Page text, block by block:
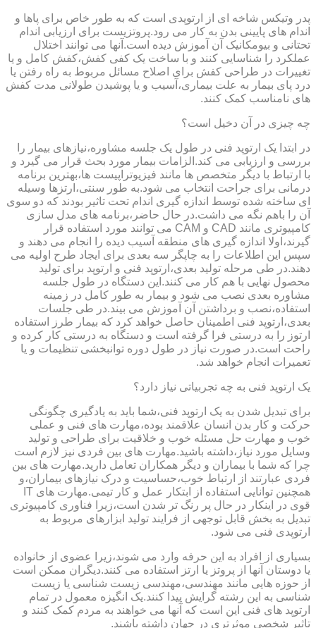
پدر وتیکس شاخه ای از ارتوپدی است که به طور خاص برای پاها و
اندام های پایینی بدن به کار می رود.پروتزیست برای ارزیابی اندام
تحتانی و بیومکانیک آن آموزش دیده است.آنها می توانند اختلال
عملکرد را شناسایی کنند و با ساخت یک کفی کفش،کفش کامل و یا
تغییرات در طراحی کفش برای اصلاح مسائل مربوط به راه رفتن یا
درد پای بیمار به علت بیماری،آسیب و یا پوشیدن طولانی مدت کفش
های نامناسب کمک کنند.
چه چیزی در آن دخیل است؟
در ابتدا یک ارتوپد فنی در طول یک جلسه مشاوره،نیازهای بیمار را
بررسی و ارزیابی می کند.الزامات بیمار مورد بحث قرار می گیرد و
با ارتباط با دیگر متخصص ها مانند فیزیوتراپیست ها،بهترین برنامه
درمانی برای جراحت انتخاب می شود.به طور سنتی،ارتزها وسیله
ای ساخته شده توسط اندازه گیری اندام تحت تاثیر بودند که دو سوی
آن را باهم نگه می داشت.در حال حاضر،برنامه های مدل سازی
کامپیوتری مانند CAD و CAM می توانند مورد استفاده قرار
گیرند،اولا اندازه گیری های منطقه آسیب دیده را انجام می دهند و
سپس این اطلاعات را به چاپگر سه بعدی برای ایجاد طرح اولیه می
دهند.در طی مرحله تولید بعدی،ارتوپد فنی و ارتوپد برای تولید
محصول نهایی با هم کار می کنند.این دستگاه در طول جلسه
مشاوره بعدی نصب می شود و بیمار به طور کامل در زمینه
استفاده،نصب و برداشتن آن آموزش می بیند.در طی جلسات
بعدی،ارتوپد فنی اطمینان حاصل خواهد کرد که بیمار طرز استفاده
ارتوز را به درستی فرا گرفته است و دستگاه به درستی کار کرده و
راحت است.در صورت نیاز در طول دوره توانبخشی تنظیمات و یا
تعمیرات انجام خواهد شد.
یک ارتوپد فنی به چه تجربیاتی نیاز دارد؟
برای تبدیل شدن به یک ارتوپد فنی،شما باید به یادگیری چگونگی
حرکت و کار بدن انسان علاقمند بوده،مهارت های فنی و عملی
خوب و مهارت حل مسئله خوب و خلاقیت برای طراحی و تولید
وسایل مورد نیاز،داشته باشید.مهارت های بین فردی نیز لازم است
چرا که شما با بیماران و دیگر همکاران تعامل دارید.مهارت های بین
فردی عبارتند از ارتباط خوب،حساسیت و درک نیازهای بیماران،و
همچنین توانایی استفاده از ابتکار عمل و کار تیمی.مهارت های IT
قوی در اینکار در حال پر رنگ تر شدن است،زیرا فناوری کامپیوتری
تبدیل به بخش قابل توجهی از فرایند تولید ابزارهای مربوط به
ارتوپدی فنی می شود.
بسیاری از افراد به این حرفه وارد می شوند،زیرا عضوی از خانواده
یا دوستان آنها از پروتز یا ارتز استفاده می کنند.دیگران ممکن است
از حوزه هایی مانند مهندسی،مهندسی زیست شناسی یا زیست
شناسی به این رشته گرایش پیدا کنند.یک انگیزه معمول در تمام
ارتوپد های فنی این است که آنها می خواهند به مردم کمک کنند و
تاثیر شخصی موثرتری در جهان داشته باشند.